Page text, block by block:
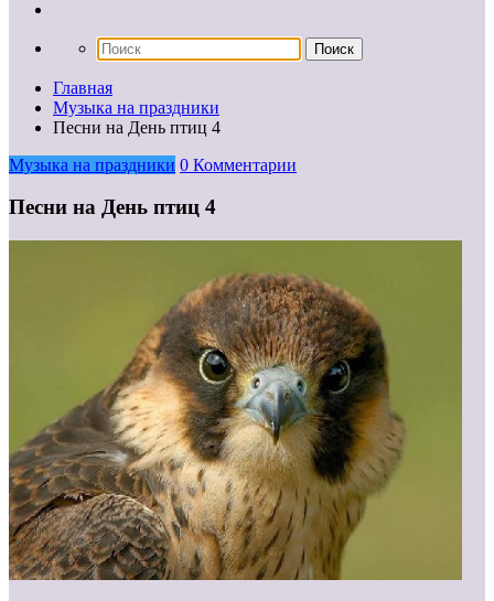
Главная
Музыка на праздники
Песни на День птиц 4
Музыка на праздники 0 Комментарии
Песни на День птиц 4